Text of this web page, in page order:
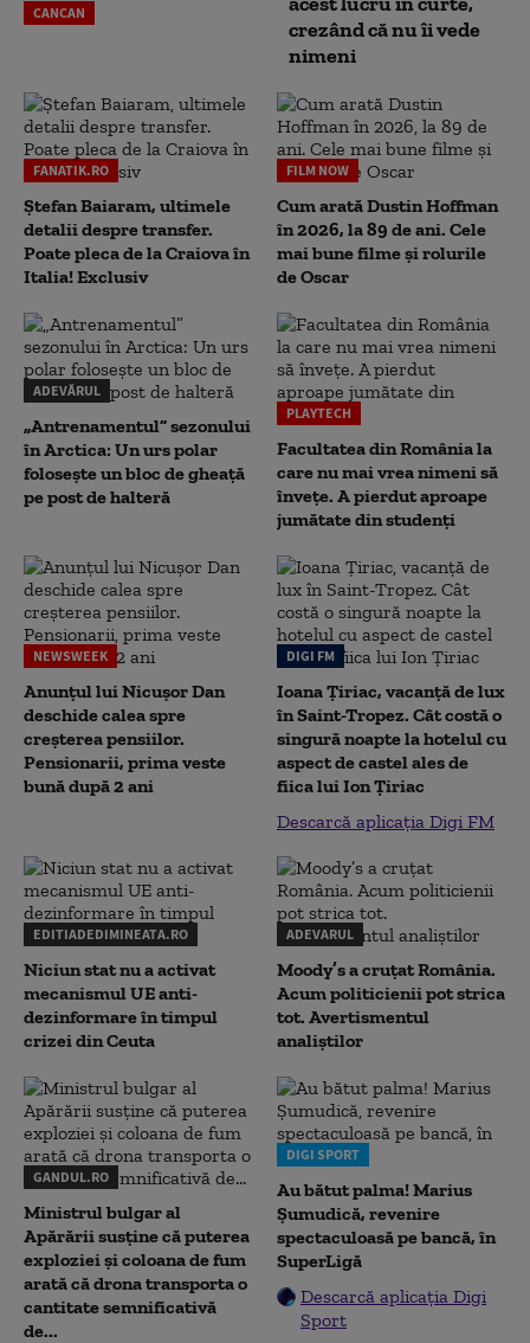
CANCAN
crezând că nu îi vede
nimeni
FANATIK.RO
Ștefan Baiaram, ultimele
detalii despre transfer.
Poate pleca de la Craiova în
Italia! Exclusiv
FILM NOW
Cum arată Dustin Hoffman
în 2026, la 89 de ani. Cele
mai bune filme și rolurile
de Oscar
ADEVĂRUL
„Antrenamentul” sezonului
în Arctica: Un urs polar
folosește un bloc de gheață
pe post de halteră
PLAYTECH
Facultatea din România la
care nu mai vrea nimeni să
înveţe. A pierdut aproape
jumătate din studenţi
NEWSWEEK
Anunțul lui Nicușor Dan
deschide calea spre
creșterea pensiilor.
Pensionarii, prima veste
bună după 2 ani
DIGI FM
Ioana Țiriac, vacanță de lux
în Saint-Tropez. Cât costă o
singură noapte la hotelul cu
aspect de castel ales de
fiica lui Ion Țiriac
Descarcă aplicația Digi FM
EDITIADEDIMINEATA.RO
Niciun stat nu a activat
mecanismul UE anti-
dezinformare în timpul
crizei din Ceuta
ADEVARUL
Moody’s a cruțat România.
Acum politicienii pot strica
tot. Avertismentul
analiștilor
GANDUL.RO
Ministrul bulgar al
Apărării susține că puterea
exploziei și coloana de fum
arată că drona transporta o
cantitate semnificativă
de...
DIGI SPORT
Au bătut palma! Marius
Șumudică, revenire
spectaculoasă pe bancă, în
SuperLigă
Descarcă aplicația Digi
Sport